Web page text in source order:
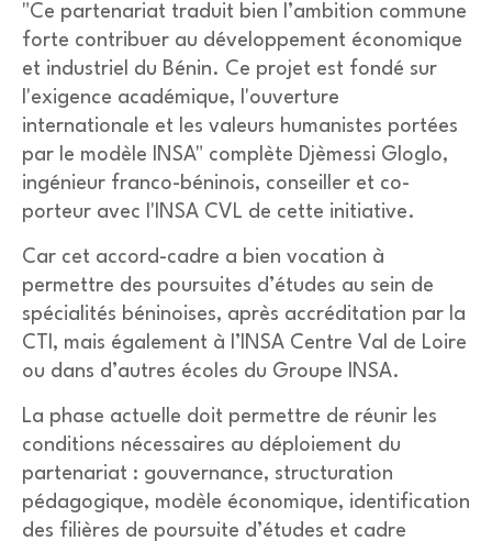
"Ce partenariat traduit bien l’ambition commune
forte contribuer au développement économique
et industriel du Bénin. Ce projet est fondé sur
l'exigence académique, l'ouverture
internationale et les valeurs humanistes portées
par le modèle INSA" complète Djèmessi Gloglo,
ingénieur franco-béninois, conseiller et co-
porteur avec l'INSA CVL de cette initiative.
Car cet accord-cadre a bien vocation à
permettre des poursuites d’études au sein de
spécialités béninoises, après accréditation par la
CTI, mais également à l’INSA Centre Val de Loire
ou dans d’autres écoles du Groupe INSA.
La phase actuelle doit permettre de réunir les
conditions nécessaires au déploiement du
partenariat : gouvernance, structuration
pédagogique, modèle économique, identification
des filières de poursuite d’études et cadre